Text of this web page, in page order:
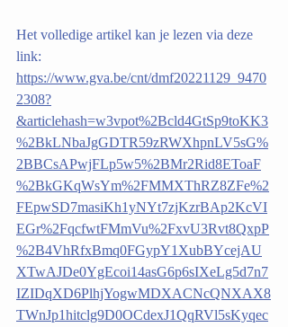
Het volledige artikel kan je lezen via deze
link:
https://www.gva.be/cnt/dmf20221129_9470
2308?
&articlehash=w3vpot%2Bcld4GtSp9toKK3
%2BkLNbaJgGDTR59zRWXhpnLV5sG%
2BBCsAPwjFLp5w5%2BMr2Rid8EToaF
%2BkGKqWsYm%2FMMXThRZ8ZFe%2
FEpwSD7masiKh1yNYt7zjKzrBAp2KcVI
EGr%2FqcfwtFMmVu%2FxvU3Rvt8QxpP
%2B4VhRfxBmq0FGypY1XubBYcejAU
XTwAJDe0YgEcoi14asG6p6sIXeLg5d7n7
IZIDqXD6PlhjYogwMDXACNcQNXAX8
TWnJp1hitclg9D0OCdexJ1QqRVl5sKyqec